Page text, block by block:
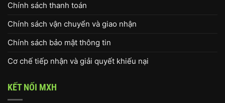
Chính sách thanh toán
Chính sách vận chuyển và giao nhận
Chính sách bảo mật thông tin
Cơ chế tiếp nhận và giải quyết khiếu nại
KẾT NỐI MXH